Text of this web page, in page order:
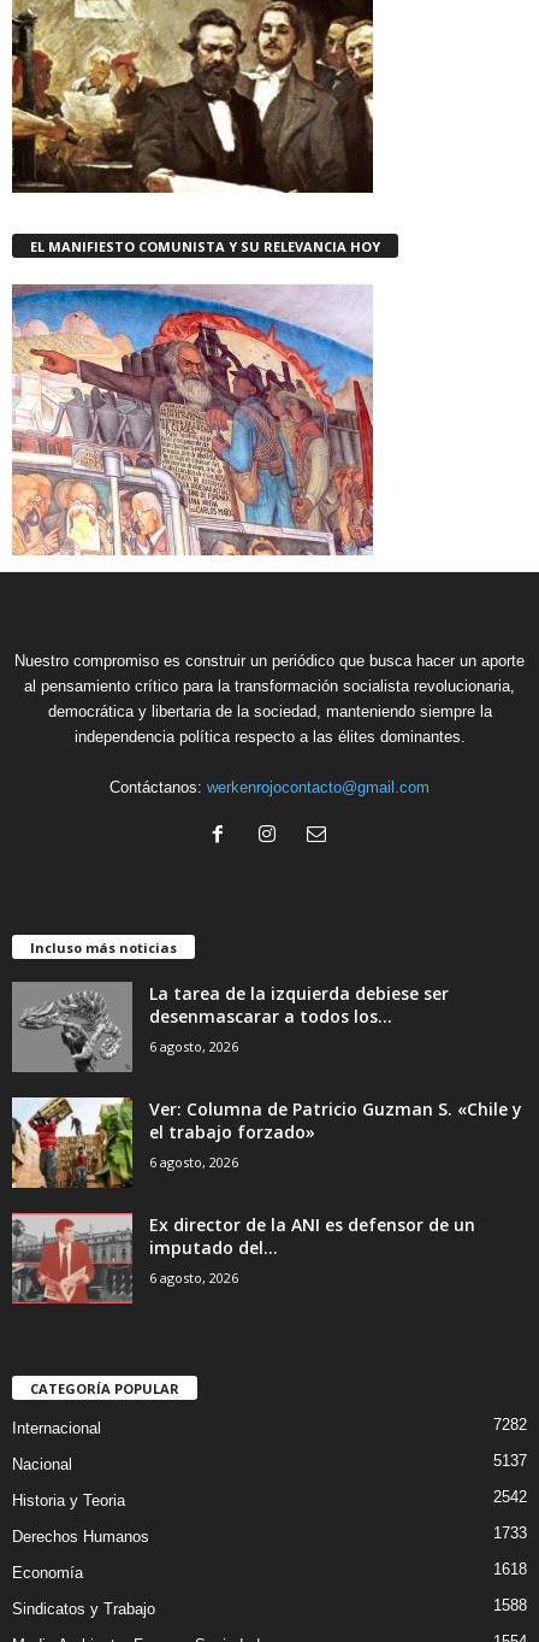
EL MANIFIESTO COMUNISTA Y SU RELEVANCIA HOY
Nuestro compromiso es construir un periódico que busca hacer un aporte
al pensamiento crítico para la transformación socialista revolucionaria,
democrática y libertaria de la sociedad, manteniendo siempre la
independencia política respecto a las élites dominantes.
Contáctanos: werkenrojocontacto@gmail.com
Incluso más noticias
La tarea de la izquierda debiese ser
desenmascarar a todos los...
6 agosto, 2026
Ver: Columna de Patricio Guzman S. «Chile y
el trabajo forzado»
6 agosto, 2026
Ex director de la ANI es defensor de un
imputado del...
6 agosto, 2026
CATEGORÍA POPULAR
Internacional 7282
Nacional 5137
Historia y Teoria 2542
Derechos Humanos 1733
Economía 1618
Sindicatos y Trabajo 1588